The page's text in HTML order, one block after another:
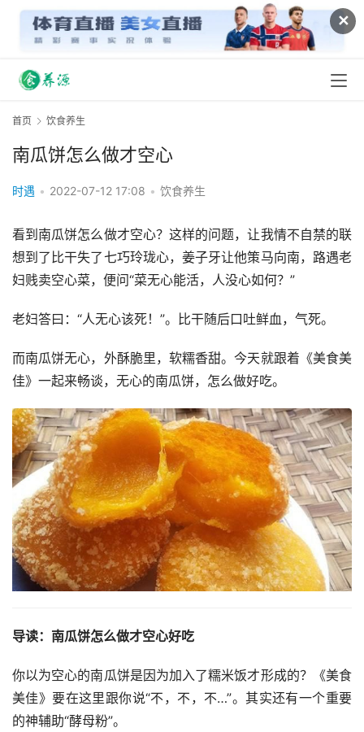
✕
首页 饮食养生
南瓜饼怎么做才空心
时遇 • 2022-07-12 17:08 • 饮食养生
看到南瓜饼怎么做才空心？这样的问题，让我情不自禁的联
想到了比干失了七巧玲珑心，姜子牙让他策马向南，路遇老
妇贱卖空心菜，便问“菜无心能活，人没心如何？”
老妇答曰：“人无心该死！”。比干随后口吐鲜血，气死。
而南瓜饼无心，外酥脆里，软糯香甜。今天就跟着《美食美
佳》一起来畅谈，无心的南瓜饼，怎么做好吃。
导读：南瓜饼怎么做才空心好吃
你以为空心的南瓜饼是因为加入了糯米饭才形成的？《美食
美佳》要在这里跟你说“不，不，不…”。其实还有一个重要
的神辅助“酵母粉”。